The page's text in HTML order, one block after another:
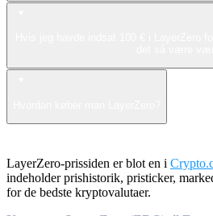
LayerZero-prissiden er blot en i
indeholder prishistorik, pristicker,
for de bedste kryptovalutaer.